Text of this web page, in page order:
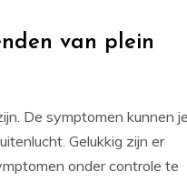
van plein
De symptomen kunnen je
Gelukkig zijn er
onder controle te